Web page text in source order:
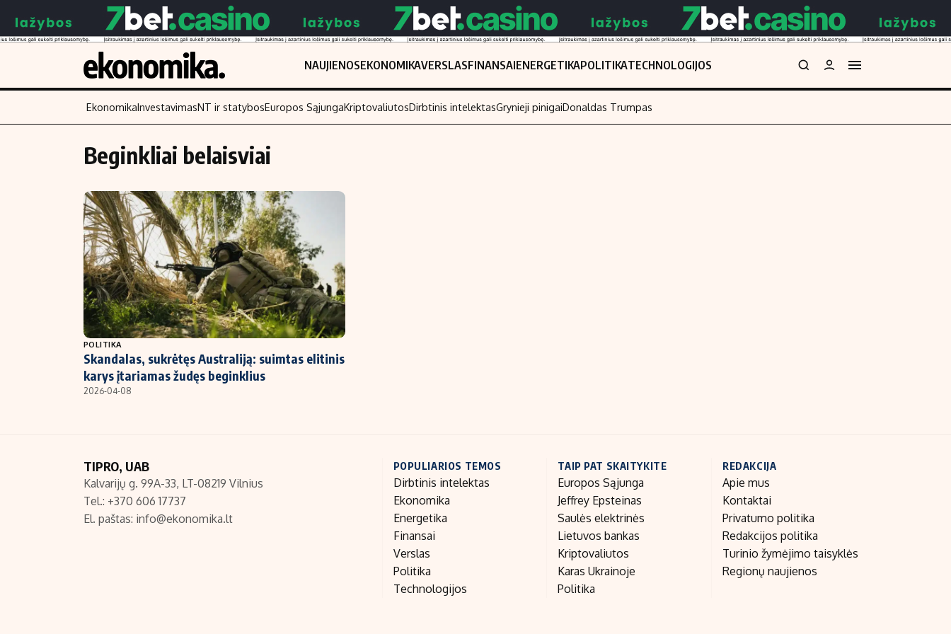
NAUJIENOSEKONOMIKAVERSLASFINANSAIENERGETIKAPOLITIKATECHNOLOGIJOS
Turinys
Naujienos
Aplinka
Verslas
Energetika
Ekonomika
Politika
NT ir statybos
Skaitykite
Finansai
Įmonės
Žemės ūkis
Technologijos
Laisvalaikis
EkonomikaInvestavimasNT ir statybosEuropos SąjungaKriptovaliutosDirbtinis intelektasGrynieji pinigaiDonaldas Trumpas
Beginkliai belaisviai
POLITIKA
Skandalas, sukrėtęs Australiją: suimtas elitinis
karys įtariamas žudęs beginklius
2026-04-08
TIPRO, UAB
Kalvarijų g. 99A-33, LT-08219 Vilnius
Tel.: +370 606 17737
El. paštas: info@ekonomika.lt
POPULIARIOS TEMOS
Dirbtinis intelektas
Ekonomika
Energetika
Finansai
Verslas
Politika
Technologijos
TAIP PAT SKAITYKITE
Europos Sąjunga
Jeffrey Epsteinas
Saulės elektrinės
Lietuvos bankas
Kriptovaliutos
Karas Ukrainoje
Politika
REDAKCIJA
Apie mus
Kontaktai
Privatumo politika
Redakcijos politika
Turinio žymėjimo taisyklės
Regionų naujienos